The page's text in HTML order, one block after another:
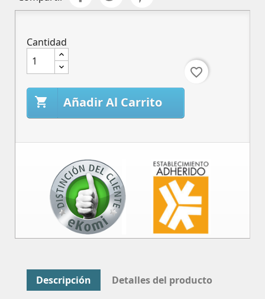
Cantidad
 Añadir Al Carrito
favorite_border
Descripción Detalles del producto